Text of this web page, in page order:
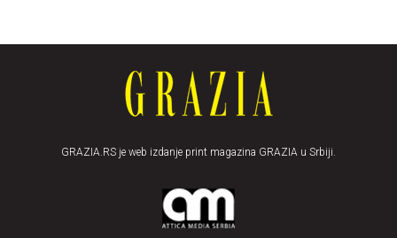
GRAZIA.RS je web izdanje print magazina GRAZIA u Srbiji.